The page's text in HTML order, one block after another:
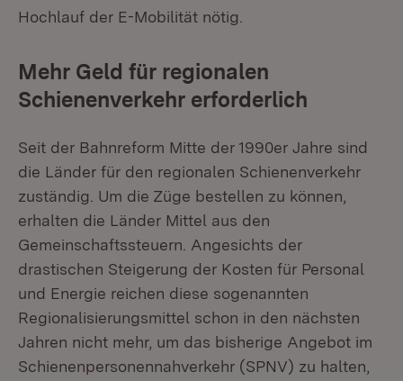
Hochlauf der E-Mobilität nötig.
Mehr Geld für regionalen
Schienenverkehr erforderlich
Seit der Bahnreform Mitte der 1990er Jahre sind
die Länder für den regionalen Schienenverkehr
zuständig. Um die Züge bestellen zu können,
erhalten die Länder Mittel aus den
Gemeinschaftssteuern. Angesichts der
drastischen Steigerung der Kosten für Personal
und Energie reichen diese sogenannten
Regionalisierungsmittel schon in den nächsten
Jahren nicht mehr, um das bisherige Angebot im
Schienenpersonennahverkehr (SPNV) zu halten,